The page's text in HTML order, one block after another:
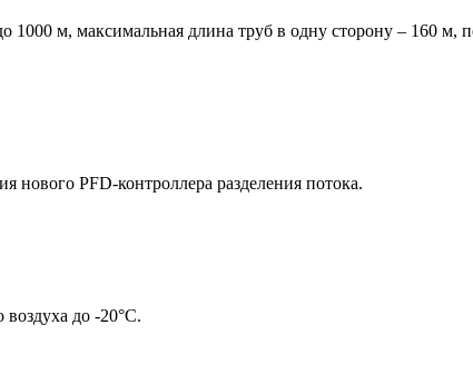
м, максимальная длина труб в одну сторону – 160
PFD-контроллера разделения потока.
до -20°С.